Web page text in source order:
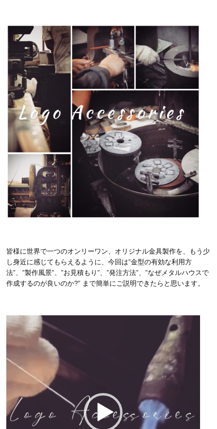
皆様に世界で一つのオンリーワン、オリジナル金具製作を、もう少
し身近に感じてもらえるように、今回は”金型の有効な利用方
法”、”製作風景”、”お見積もり”、”発注方法”、”なぜメタルハウスで
作成するのが良いのか?” まで簡単にご説明できたらと思います。
ー